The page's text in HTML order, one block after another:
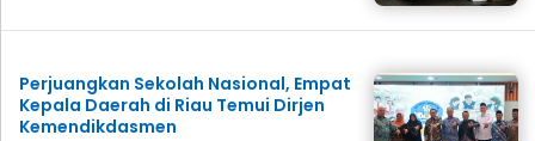
Perjuangkan Sekolah Nasional, Empat
Kepala Daerah di Riau Temui Dirjen
Kemendikdasmen